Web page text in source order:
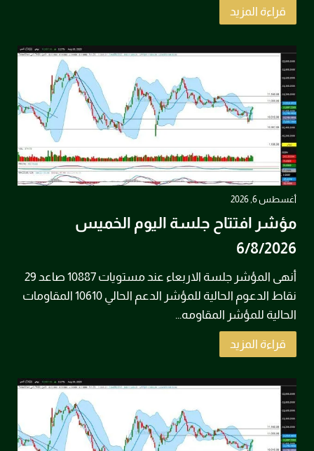
قراءة المزيد
أغسطس 6, 2026
مؤشر افتتاح جلسة اليوم الخميس
6/8/2026
أنهى المؤشر جلسة الاربعاء عند مستويات 10887 صاعد 29
نقاط الدعوم الحالية للمؤشر الدعم الحالي 10610 المقاومات
الحالية للمؤشر المقاومه...
قراءة المزيد